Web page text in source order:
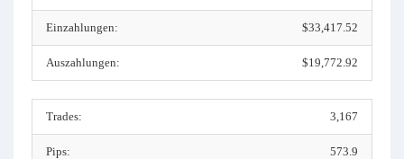
Einzahlungen: $33,417.52
Auszahlungen: $19,772.92
Trades: 3,167
Pips: 573.9